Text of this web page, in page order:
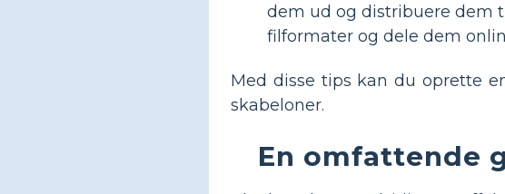
dem ud og distribuere dem
filformater og dele dem
Med disse tips kan du oprette
skabeloner.
En omfattende